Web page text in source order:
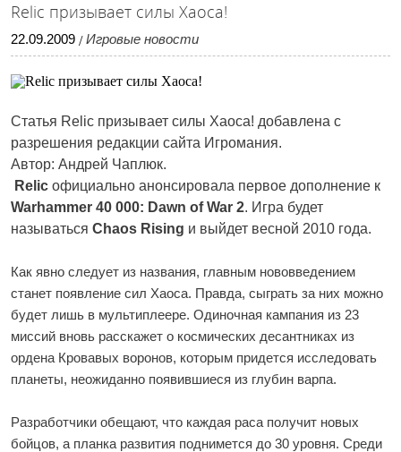
Relic призывает силы Хаоса!
22.09.2009 / Игровые новости
Статья Relic призывает силы Хаоса! добавлена с
разрешения редакции сайта Игромания.
Автор: Андрей Чаплюк.
Relic официально анонсировала первое дополнение к
Warhammer 40 000: Dawn of War 2. Игра будет
называться Chaos Rising и выйдет весной 2010 года.
Как явно следует из названия, главным нововведением
станет появление сил Хаоса. Правда, сыграть за них можно
будет лишь в мультиплеере. Одиночная кампания из 23
миссий вновь расскажет о космических десантниках из
ордена Кровавых воронов, которым придется исследовать
планеты, неожиданно появившиеся из глубин варпа.
Разработчики обещают, что каждая раса получит новых
бойцов, а планка развития поднимется до 30 уровня. Среди